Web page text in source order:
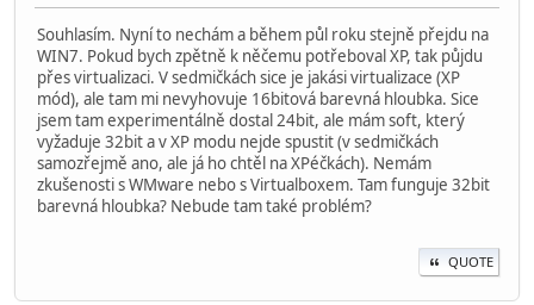
Souhlasím. Nyní to nechám a během půl roku stejně přejdu na
WIN7. Pokud bych zpětně k něčemu potřeboval XP, tak půjdu
přes virtualizaci. V sedmičkách sice je jakási virtualizace (XP
mód), ale tam mi nevyhovuje 16bitová barevná hloubka. Sice
jsem tam experimentálně dostal 24bit, ale mám soft, který
vyžaduje 32bit a v XP modu nejde spustit (v sedmičkách
samozřejmě ano, ale já ho chtěl na XPéčkách). Nemám
zkušenosti s WMware nebo s Virtualboxem. Tam funguje 32bit
barevná hloubka? Nebude tam také problém?
QUOTE